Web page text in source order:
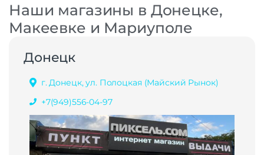
Наши магазины в Донецке,
Макеевке и Мариуполе
Донецк
г. Донецк, ул. Полоцкая (Майский Рынок)
+7(949)556-04-97